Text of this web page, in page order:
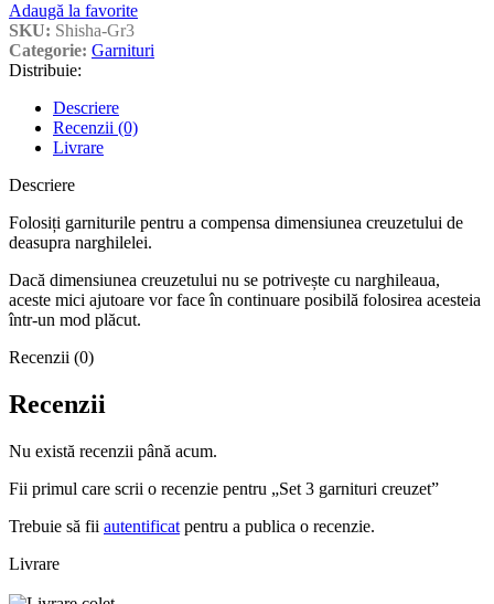
Adaugă la favorite
SKU: Shisha-Gr3
Categorie: Garnituri
Distribuie:
Descriere
Recenzii (0)
Livrare
Descriere
Folosiți garniturile pentru a compensa dimensiunea creuzetului de
deasupra narghilelei.
Dacă dimensiunea creuzetului nu se potrivește cu narghileaua,
aceste mici ajutoare vor face în continuare posibilă folosirea acesteia
într-un mod plăcut.
Recenzii (0)
Recenzii
Nu există recenzii până acum.
Fii primul care scrii o recenzie pentru „Set 3 garnituri creuzet”
Trebuie să fii autentificat pentru a publica o recenzie.
Livrare